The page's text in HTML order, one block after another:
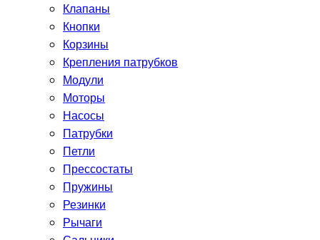
Клапаны
Кнопки
Корзины
Крепления патрубков
Модули
Моторы
Насосы
Патрубки
Петли
Прессостаты
Пружины
Резинки
Рычаги